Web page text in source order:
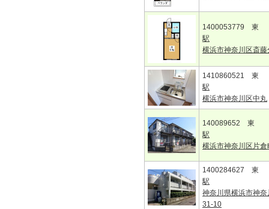
1400053779 東
駅
横浜市神奈川区斎藤
1410860521 東
駅
横浜市神奈川区中丸
140089652 東
駅
横浜市神奈川区片
1400284627 東
駅
神奈川県横浜市神
31-10